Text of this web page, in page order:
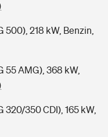
218 kW, Benzin,
55 AMG), 368 kW,
350 CDI), 165 kW,